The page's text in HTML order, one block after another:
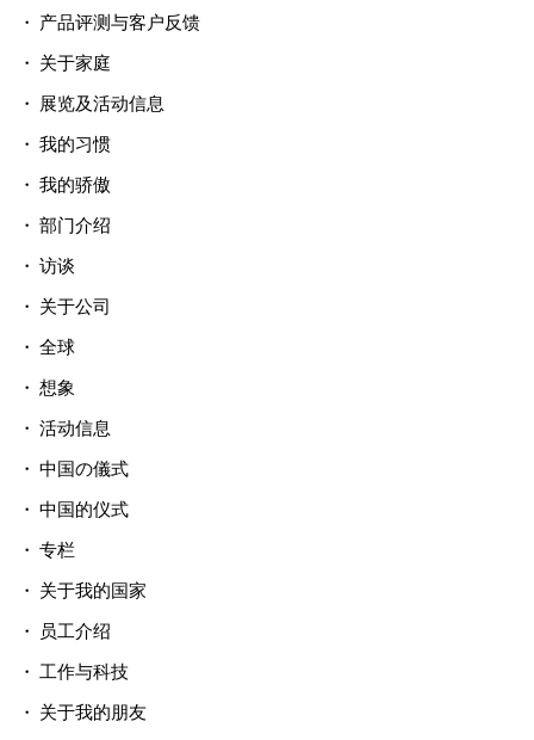
产品评测与客户反馈
关于家庭
展览及活动信息
我的习惯
我的骄傲
部门介绍
访谈
关于公司
全球
想象
活动信息
中国の儀式
中国的仪式
专栏
关于我的国家
员工介绍
工作与科技
关于我的朋友